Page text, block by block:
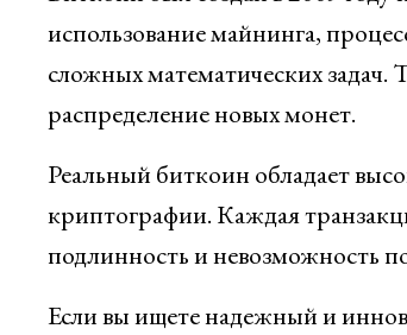
использование майнинга,
сложных математических
распределение новых монет.
Реальный биткоин обладает
криптографии. Каждая
подлинность и невозможность
Если вы ищете надежный и